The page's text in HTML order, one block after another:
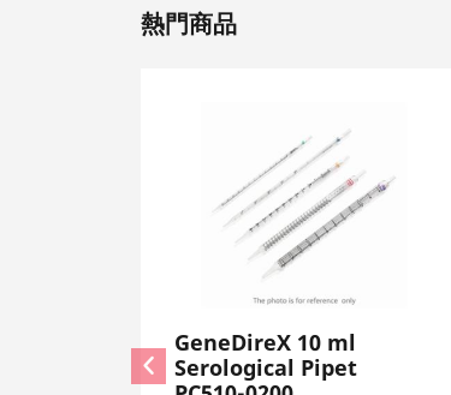
熱門商品
GeneDireX 10 ml
Serological Pipet